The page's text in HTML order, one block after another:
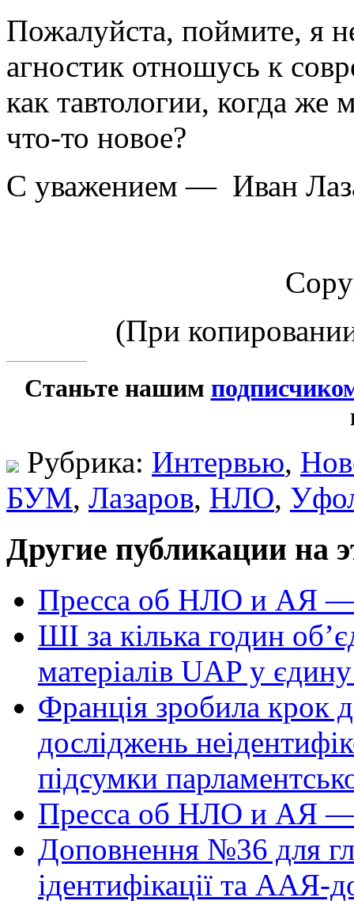
Пожалуйста, поймите, я
агностик отношусь к
как тавтологии, когда же
что-то новое?
С уважением — Иван
(При
Станьте нашим
Рубрика: Интервью,
БУМ, Лазаров, НЛО,
Другие публикации на
Пресса об НЛО и АЯ —
ШІ за кілька годин
матеріалів UAP у
Франція зробила крок
досліджень
підсумки
Пресса об НЛО и АЯ —
Доповнення №36 для
ідентифікації та ААЯ-